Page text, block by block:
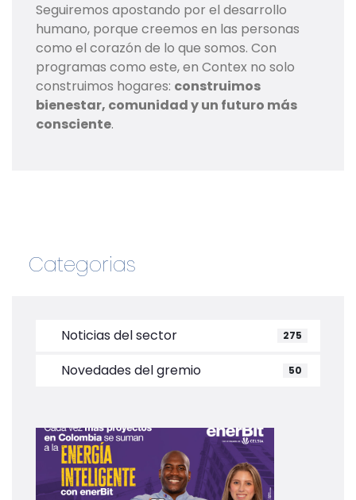
Seguiremos apostando por el desarrollo
humano, porque creemos en las personas
como el corazón de lo que somos. Con
programas como este, en Contex no solo
construimos hogares: construimos
bienestar, comunidad y un futuro más
consciente.
Categorias
Noticias del sector 275
Novedades del gremio 50